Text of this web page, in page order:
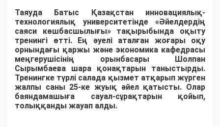
Таяуда Батыс Қазақстан инновациялық-
технологиялық университетінде «Әйелдердің
саяси көшбасшылығы» тақырыбында оқыту
тренингі өтті. Ең әуелі аталған жоғары оқу
орнындағы қаржы және экономика кафедрасы
меңгерушісінің орынбасары Шолпан
Сырымбаева шара қонақтарын таныстырды.
Тренингке түрлі салада қызмет атқарып жүрген
жалпы саны 25-ке жуық әйел қатысты. Олар
баяндамашыға сауал-сұрақтарын қойып,
толыққанды жауап алды.